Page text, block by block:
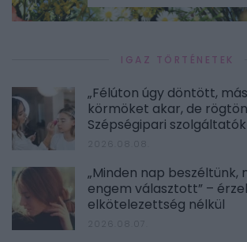
IGAZ TÖRTÉNETEK
„Félúton úgy döntött,
körmöket akar, de
Szépségipari
„Minden nap beszéltünk,
engem választott” –
elkötelezettség nélkül
2026.08.07.